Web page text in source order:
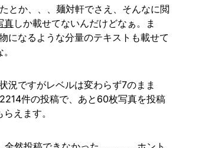
とか、、、麺対軒でさえ、そんなに閲
真しか載せてないんだけどなぁ。ま
になるような分量のテキストも載せて
況ですがレベルは変わらず7のまま
件の投稿で、あと60枚写真を投稿
えます。